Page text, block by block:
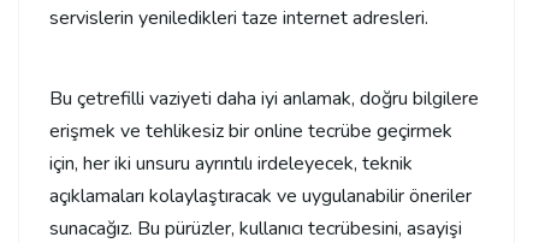
servislerin yeniledikleri taze internet adresleri.
Bu çetrefilli vaziyeti daha iyi anlamak, doğru bilgilere
erişmek ve tehlikesiz bir online tecrübe geçirmek
için, her iki unsuru ayrıntılı irdeleyecek, teknik
açıklamaları kolaylaştıracak ve uygulanabilir öneriler
sunacağız. Bu pürüzler, kullanıcı tecrübesini, asayişi